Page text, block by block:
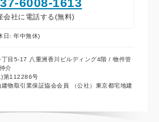
会社に電話する(無料)
日: 年中無休)
目5-17 八重洲香川ビルディング4階 / 物件管
介
第112286号
物取引業保証協会会員 （公社）東京都宅地建